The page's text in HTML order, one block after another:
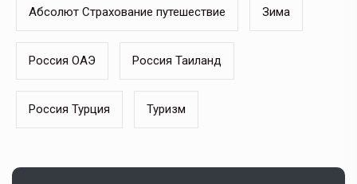
Абсолют Страхование путешествие Зима
Россия ОАЭ Россия Таиланд
Россия Турция Туризм